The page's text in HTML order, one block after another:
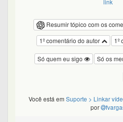
link
Resumir tópico com os
1º
1º comentário do autor
Só os
Só quem eu sigo
Você está em Suporte > Linkar
por